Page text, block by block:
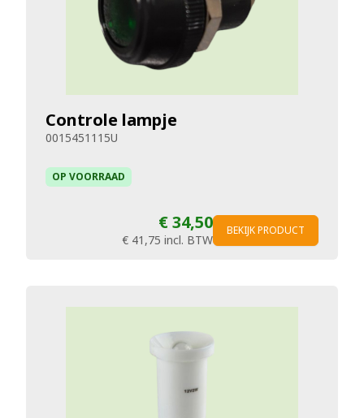
Controle lampje
0015451115U
OP VOORRAAD
€ 34,50
€ 41,75 incl. BTW
BEKIJK PRODUCT